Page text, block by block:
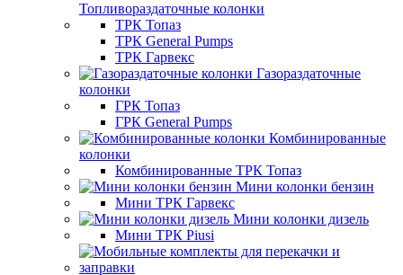
Топливораздаточные колонки
ТРК Топаз
ТРК General Pumps
ТРК Гарвекс
Газораздаточные
колонки
ГРК Топаз
ГРК General Pumps
Комбинированные
колонки
Комбинированные ТРК Топаз
Мини колонки бензин
Мини ТРК Гарвекс
Мини колонки дизель
Мини ТРК Piusi